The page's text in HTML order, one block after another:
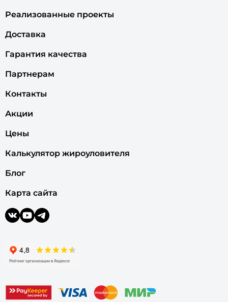
Реализованные проекты
Доставка
Гарантия качества
Партнерам
Контакты
Акции
Цены
Калькулятор жироуловителя
Блог
Карта сайта